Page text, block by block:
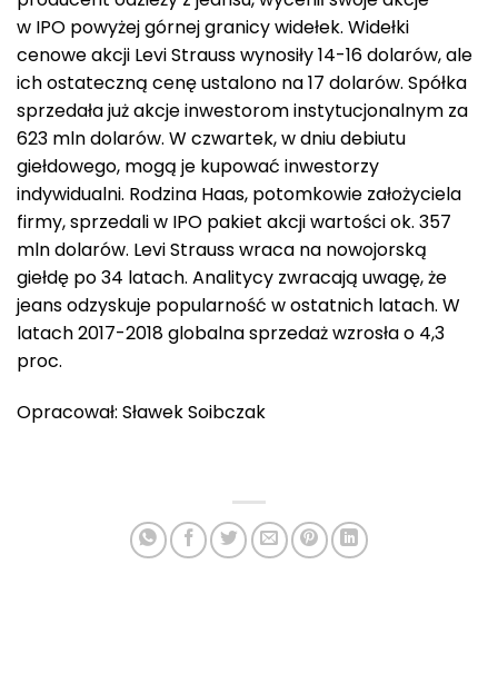
w IPO powyżej górnej granicy widełek. Widełki
cenowe akcji Levi Strauss wynosiły 14-16 dolarów, ale
ich ostateczną cenę ustalono na 17 dolarów. Spółka
sprzedała już akcje inwestorom instytucjonalnym za
623 mln dolarów. W czwartek, w dniu debiutu
giełdowego, mogą je kupować inwestorzy
indywidualni. Rodzina Haas, potomkowie założyciela
firmy, sprzedali w IPO pakiet akcji wartości ok. 357
mln dolarów. Levi Strauss wraca na nowojorską
giełdę po 34 latach. Analitycy zwracają uwagę, że
jeans odzyskuje popularność w ostatnich latach. W
latach 2017-2018 globalna sprzedaż wzrosła o 4,3
proc.
Opracował: Sławek Soibczak